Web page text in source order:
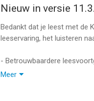
Informatie voor Boeken
Nieuw in versie
Bedankt dat je leest met de
leeservaring, het luisteren
- Betrouwbaardere
positie
Meer